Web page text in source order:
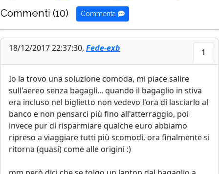
Commenti (10) Commenta
18/12/2017 22:37:30, Fede-exb 1
Io la trovo una soluzione comoda, mi piace salire
sull'aereo senza bagagli... quando il bagaglio in stiva
era incluso nel biglietto non vedevo l'ora di lasciarlo al
banco e non pensarci più fino all'atterraggio, poi
invece pur di risparmiare qualche euro abbiamo
ripreso a viaggiare tutti più scomodi, ora finalmente si
ritorna (quasi) come alle origini :)